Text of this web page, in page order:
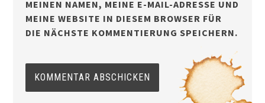
MEINEN NAMEN, MEINE E-MAIL-ADRESSE UND
MEINE WEBSITE IN DIESEM BROWSER FÜR
DIE NÄCHSTE KOMMENTIERUNG SPEICHERN.